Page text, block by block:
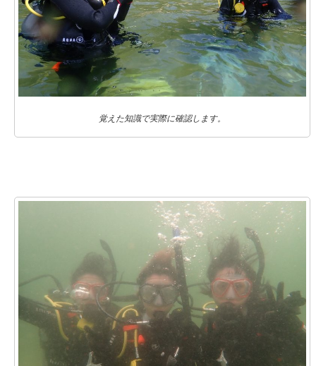
覚えた知識で実際に確認します。